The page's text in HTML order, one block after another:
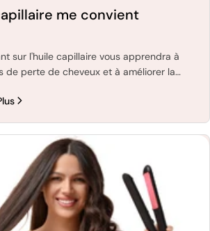
me convient
sur l'huile capillaire vous apprendra à
de perte de cheveux et à améliorer la
de coco, l'huile d'argan, l'huile de